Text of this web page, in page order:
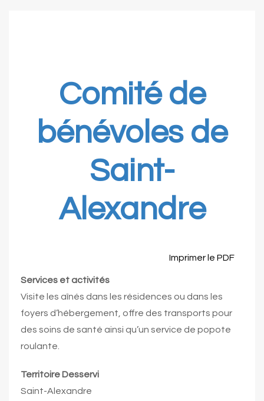
Comité de
bénévoles de
Saint-
Alexandre
Imprimer le PDF
Services et activités
Visite les aînés dans les résidences ou dans les
foyers d’hébergement, offre des transports pour
des soins de santé ainsi qu’un service de popote
roulante.
Territoire Desservi
Saint-Alexandre